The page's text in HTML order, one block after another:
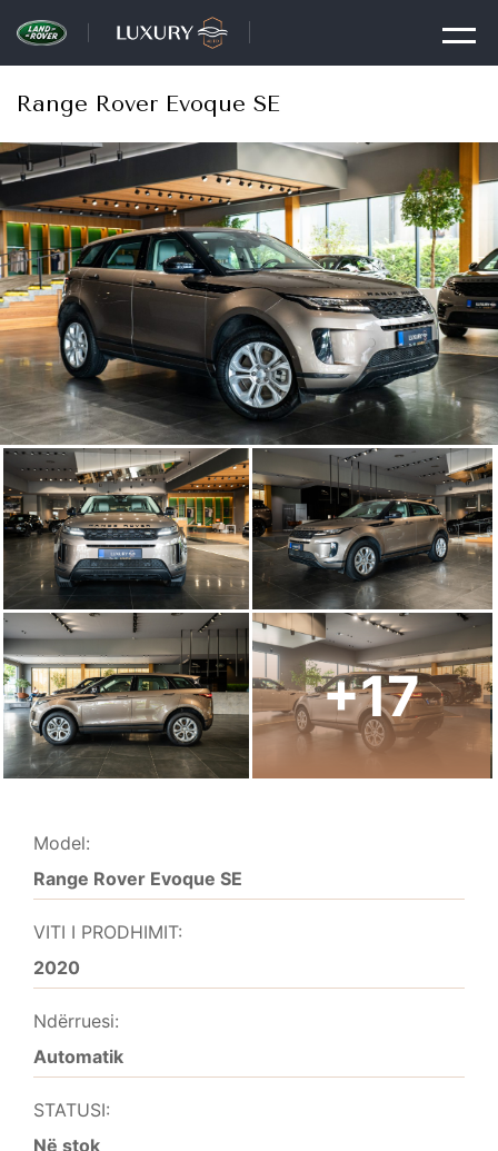
Range Rover Evoque SE
+17
Model:
Range Rover Evoque SE
VITI I PRODHIMIT:
2020
Ndërruesi:
Automatik
STATUSI:
Në stok